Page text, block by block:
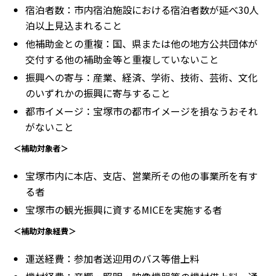
宿泊者数：市内宿泊施設における宿泊者数が延べ30人
泊以上見込まれること
他補助金との重複：国、県または他の地方公共団体が
交付する他の補助金等と重複していないこと
振興への寄与：産業、経済、学術、技術、芸術、文化
のいずれかの振興に寄与すること
都市イメージ：宝塚市の都市イメージを損なうおそれ
がないこと
＜補助対象者＞
宝塚市内に本店、支店、営業所その他の事業所を有す
る者
宝塚市の観光振興に資するMICEを実施する者
＜補助対象経費＞
運送経費：参加者送迎用のバス等借上料